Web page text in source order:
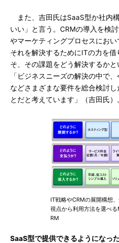
また、吉田氏はSaaS型か社内
いい」と言う。CRMの導入を検
やマーケティングプロセスにおい
それを解決するためにITの力を借
そ、その課題をどう解決するかと
「ビジネスニーズの解決の中で
などさまざまな要件を総合検討
とだと考えています」（吉田氏）
IT戦略やCRMの展開構想
視点から利用方法を選べ
RM
SaaS型で提供できるようになっ